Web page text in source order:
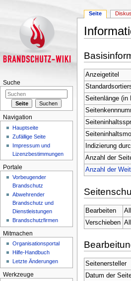
Anzeigetitel
Seitenlänge (in
Indizierung
Anzahl der
Anzahl der
Bearbeiten
Verschieben
Seitenersteller
Datum der
Seite
Suche
Navigation
Hauptseite
Zufällige Seite
Impressum und
Lizenzbestimmungen
Portale
Vorbeugender
Brandschutz
Abwehrender
Brandschutz und
Dienstleistungen
Brandschutzfirmen
Mitmachen
Organisationsportal
Hilfe-Handbuch
Letzte Änderungen
Werkzeuge